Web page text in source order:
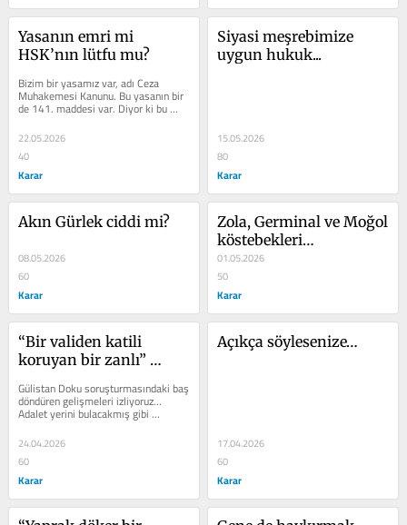
Yasanın emri mi
HSK’nın lütfu mu?
Bizim bir yasamız var, adı Ceza
Muhakemesi Kanunu. Bu yasanın bir
de 141. maddesi var. Diyor ki bu
yasa maddesi; “Haksız tutuklama,
gözaltı...
22.05.2026
40
Karar
Siyasi meşrebimize
uygun hukuk...
15.05.2026
80
Karar
Akın Gürlek ciddi mi?
08.05.2026
60
Karar
Zola, Germinal ve Moğol
köstebekleri…
01.05.2026
50
Karar
“Bir validen katili
koruyan bir zanlı”
Gülistan Doku soruşturmasındaki baş
döndüren gelişmeleri izliyoruz…
Adalet yerini bulacakmış gibi
görünüyor. Ancak özellikle 15
Temmuz...
24.04.2026
60
Karar
Açıkça söylesenize…
17.04.2026
60
Karar